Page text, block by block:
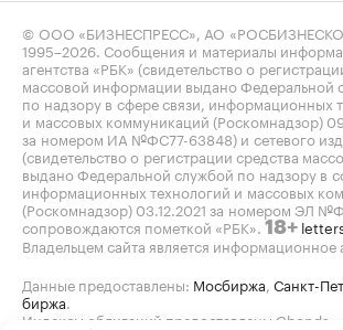
© ООО «БИЗНЕСПРЕСС», АО
1995–2026 . Сообщения и материалы
агентства «РБК» (свидетельство о
массовой информации выдано Федеральной
по надзору в сфере связи, информационных
и массовых коммуникаций (Роскомнадзор)
за номером ИА №ФС77-63848) и сетевого
(свидетельство о регистрации средства
выдано Федеральной службой по надзору в
информационных технологий и массовых
(Роскомнадзор) 03.12.2021 за номером ЭЛ
сопровождаются пометкой «РБК». 18+
Владельцем сайта является информационное
Данные предоставлены: Мосбиржа Санкт-
биржа
Индексы облигаций предоставлены Cbonds.